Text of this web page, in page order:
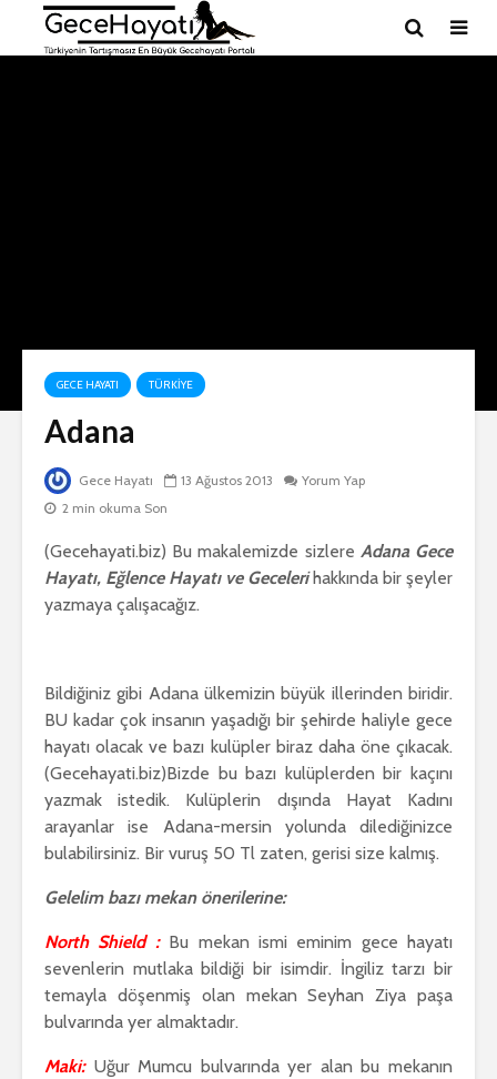
GECE HAYATI TÜRKIYE
Adana
Gece Hayatı 13 Ağustos 2013
Yorum Yap
2 min okuma Son
(Gecehayati.biz) Bu makalemizde sizlere Adana Gece
Hayatı, Eğlence Hayatı ve Gecelerihakkında bir şeyler
yazmaya çalışacağız.
Bildiğiniz gibi Adana ülkemizin büyük illerinden biridir.
BU kadar çok insanın yaşadığı bir şehirde haliyle gece
hayatı olacak ve bazı kulüpler biraz daha öne çıkacak.
(Gecehayati.biz)Bizde bu bazı kulüplerden bir kaçını
yazmak istedik. Kulüplerin dışında Hayat Kadını
arayanlar ise Adana-mersin yolunda dilediğinizce
bulabilirsiniz. Bir vuruş 50 Tl zaten, gerisi size kalmış.
Gelelim bazı mekan önerilerine:
North Shield :Bu mekan ismi eminim gece hayatı
sevenlerin mutlaka bildiği bir isimdir. İngiliz tarzı bir
temayla döşenmiş olan mekan Seyhan Ziya paşa
bulvarında yer almaktadır.
Maki:Uğur Mumcu bulvarında yer alan bu mekanın